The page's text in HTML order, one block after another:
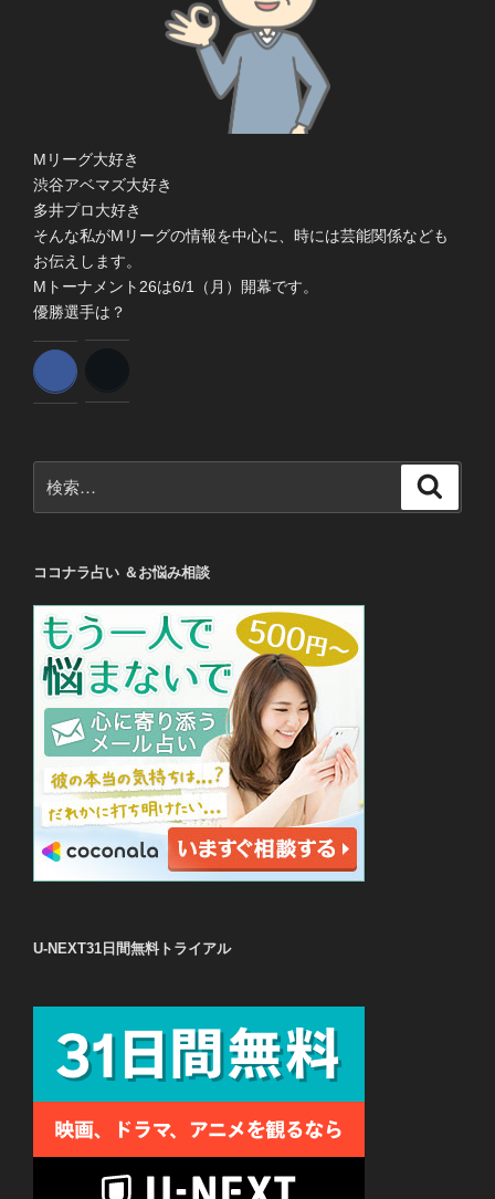
Mリーグ大好き
渋谷アベマズ大好き
多井プロ大好き
そんな私がMリーグの情報を中心に、時には芸能関係なども
お伝えします。
Mトーナメント26は6/1（月）開幕です。
優勝選手は？
索:
ココナラ占い ＆お悩み相談
U-NEXT31日間無料トライアル